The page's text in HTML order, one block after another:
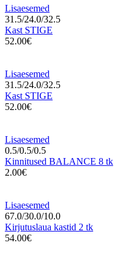
Lisaesemed
31.5/24.0/32.5
Kast STIGE
52.00€
Lisaesemed
31.5/24.0/32.5
Kast STIGE
52.00€
Lisaesemed
0.5/0.5/0.5
Kinnitused BALANCE 8 tk
2.00€
Lisaesemed
67.0/30.0/10.0
Kirjutuslaua kastid 2 tk
54.00€